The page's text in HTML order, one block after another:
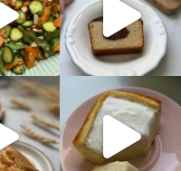
הכי טעימים וקלים